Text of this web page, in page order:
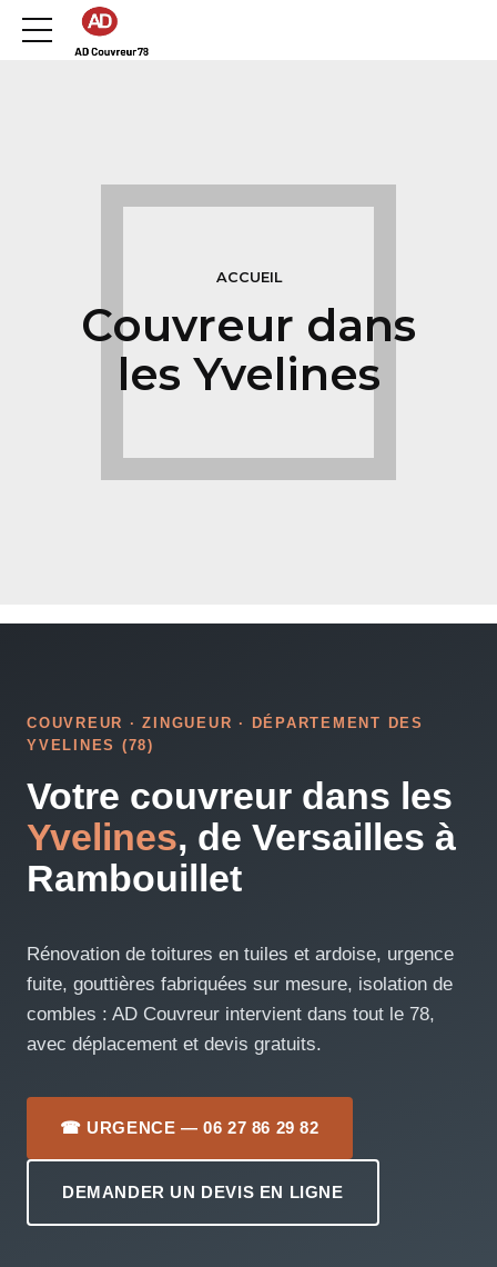
ACCUEIL
Couvreur dans
les Yvelines
COUVREUR · ZINGUEUR · DÉPARTEMENT DES
YVELINES (78)
Votre couvreur dans les
Yvelines, de Versailles à
Rambouillet
Rénovation de toitures en tuiles et ardoise, urgence
fuite, gouttières fabriquées sur mesure, isolation de
combles : AD Couvreur intervient dans tout le 78,
avec déplacement et devis gratuits.
☎ URGENCE — 06 27 86 29 82
DEMANDER UN DEVIS EN LIGNE